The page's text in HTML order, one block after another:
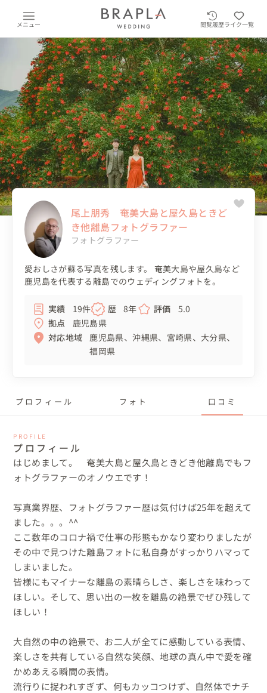
メニュー 閲覧履歴ライク一覧
尾上朋秀 奄美大島と屋久島ときど
き他離島フォトグラファー
フォトグラファー
愛おしさが蘇る写真を残します。 奄美大島や屋久島など
鹿児島を代表する離島でのウェディングフォトを。
実績 19件 歴 8年 評価
5.0
拠点
鹿児島県
対応地域
鹿児島県 沖縄県 宮崎県
大分県
福岡県
プロフィール フォト 口コミ
PROFILE
プロフィール
はじめまして。　奄美大島と屋久島ときどき他離島でもフ
ォトグラファーのオノウエです！
写真業界歴、フォトグラファー歴は気付けば25年を超えて
ました。。。^^
ここ数年のコロナ禍で仕事の形態もかなり変わりましたが
その中で見つけた離島フォトに私自身がすっかりハマって
しまいました。
皆様にもマイナーな離島の素晴らしさ、楽しさを味わって
ほしい。そして、思い出の一枚を離島の絶景でぜひ残して
ほしい！
大自然の中の絶景で、お二人が全てに感動している表情、
楽しさを共有している自然な笑顔、地球の真ん中で愛を確
かめあえる瞬間の表情。
流行りに捉われすぎず、何もカッコつけず、自然体でナチ